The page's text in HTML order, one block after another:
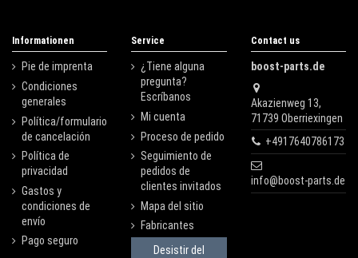
Informationen
Pie de imprenta
Condiciones
generales
Política/formulario
de cancelación
Política de
privacidad
Gastos y
condiciones de
envío
Pago seguro
Service
¿Tiene alguna
pregunta?
Escríbanos
Mi cuenta
Proceso de pedido
Seguimiento de
pedidos de
clientes invitados
Mapa del sitio
Fabricantes
Desistir del
Contact us
boost-parts.de
Akazienweg 13,
71739 Oberriexingen
+4917640786173
info@boost-parts.de